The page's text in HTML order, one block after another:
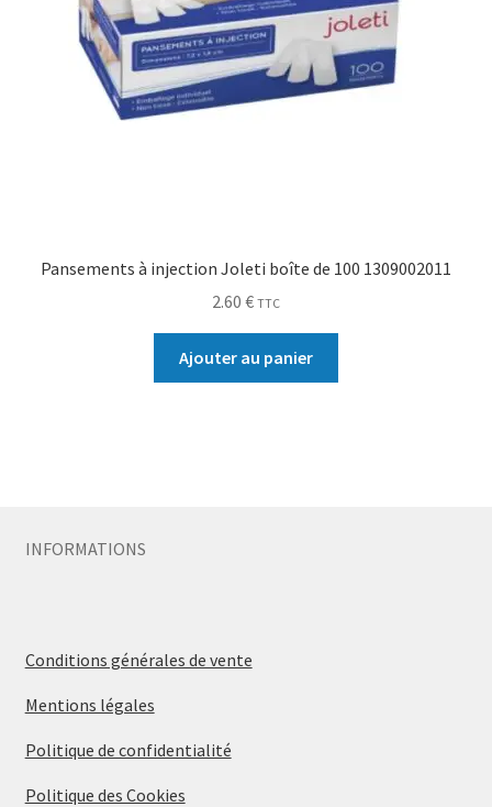
Pansements à injection Joleti boîte de 100 1309002011
2.60 € TTC
Ajouter au panier
INFORMATIONS
Conditions générales de vente
Mentions légales
Politique de confidentialité
Politique des Cookies